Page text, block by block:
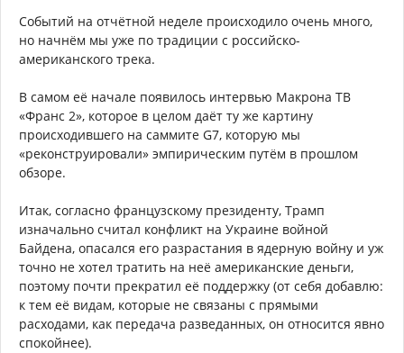
Событий на отчётной неделе происходило очень много,
но начнём мы уже по традиции с российско-
американского трека.
В самом её начале появилось интервью Макрона ТВ
«Франс 2», которое в целом даёт ту же картину
происходившего на саммите G7, которую мы
«реконструировали» эмпирическим путём в прошлом
обзоре.
Итак, согласно французскому президенту, Трамп
изначально считал конфликт на Украине войной
Байдена, опасался его разрастания в ядерную войну и уж
точно не хотел тратить на неё американские деньги,
поэтому почти прекратил её поддержку (от себя добавлю:
к тем её видам, которые не связаны с прямыми
расходами, как передача разведанных, он относится явно
спокойнее).